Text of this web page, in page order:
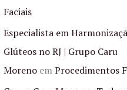
Faciais
Especialista em
Glúteos no RJ | Grupo Caru
Moreno emProcedimentos